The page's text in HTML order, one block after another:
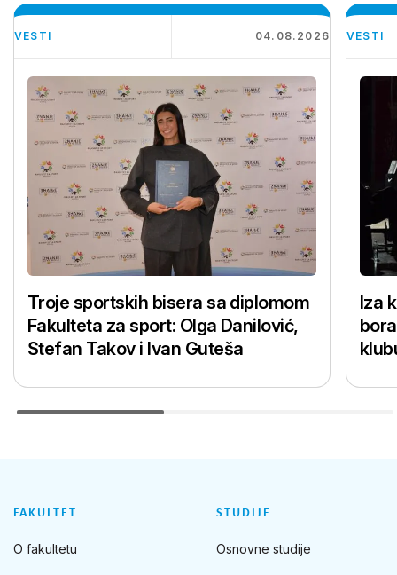
VESTI 04.08.2026
Troje sportskih bisera sa diplomom
Fakulteta za sport: Olga Danilović,
Stefan Takov i Ivan Guteša
VESTI
Iza
FAKULTET
O fakultetu
STUDIJE
Osnovne studije